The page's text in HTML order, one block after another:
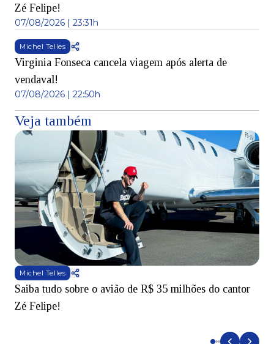
Zé Felipe!
07/08/2026 | 23:31h
Michel Telles
Virginia Fonseca cancela viagem após alerta de
vendaval!
07/08/2026 | 22:50h
Veja também
Michel Telles
Saiba tudo sobre o avião de R$ 35 milhões do cantor
Zé Felipe!